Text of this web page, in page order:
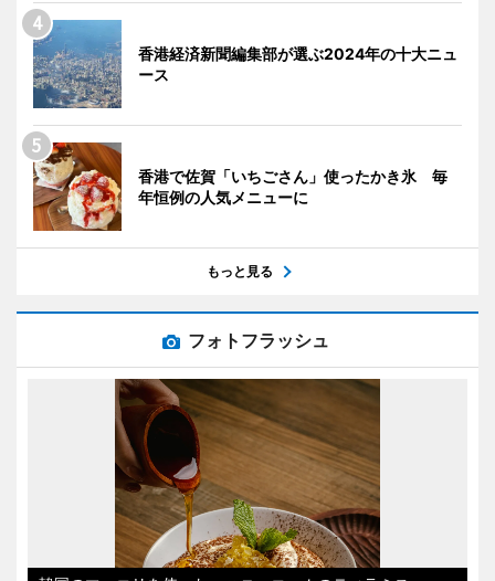
香港経済新聞編集部が選ぶ2024年の十大ニュ
ース
香港で佐賀「いちごさん」使ったかき氷 毎
年恒例の人気メニューに
もっと見る
フォトフラッシュ